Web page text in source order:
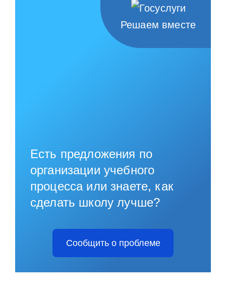
Решаем вместе
Есть предложения по
организации учебного
процесса или знаете, как
сделать школу лучше?
Сообщить о проблеме